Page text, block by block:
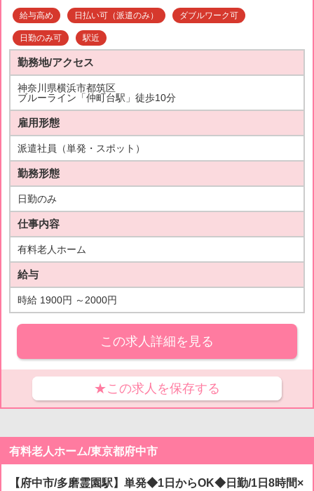
給与高め 日払い可（派遣のみ） ダブルワーク可
日勤のみ可 駅近
勤務地/アクセス
神奈川県横浜市都筑区
ブルーライン「仲町台駅」徒歩10分
雇用形態
派遣社員（単発・スポット）
勤務形態
日勤のみ
仕事内容
有料老人ホーム
給与
時給 1900円 ～2000円
この求人詳細を見る
★この求人を保存する
有料老人ホーム/東京都府中市
【府中市/多磨霊園駅】単発◆1日からOK◆日勤/1日8時間×